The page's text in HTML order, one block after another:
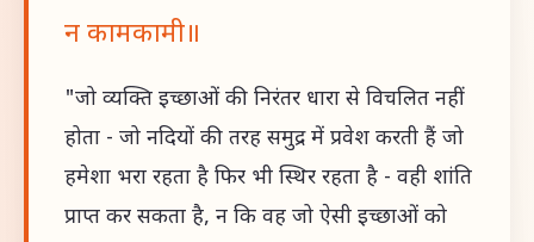
न कामकामी॥
"जो व्यक्ति इच्छाओं की निरंतर धारा से विचलित नहीं
होता - जो नदियों की तरह समुद्र में प्रवेश करती हैं जो
हमेशा भरा रहता है फिर भी स्थिर रहता है - वही शांति
प्राप्त कर सकता है, न कि वह जो ऐसी इच्छाओं को